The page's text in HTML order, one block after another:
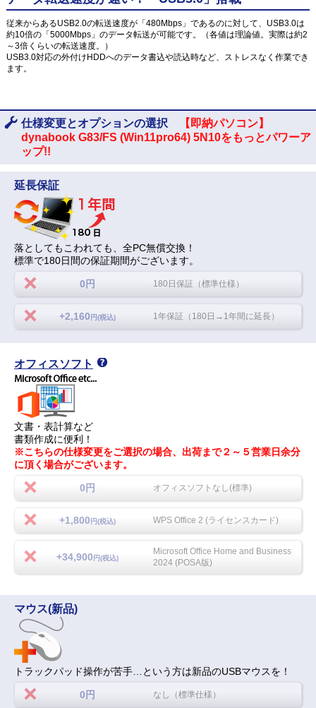
従来からあるUSB2.0の転送速度が「480Mbps」であるのに対して、USB3.0は
約10倍の「5000Mbps」のデータ転送が可能です。（各値は理論値。実際は約2
～3倍くらいの転送速度。）
USB3.0対応の外付けHDDへのデータ書込や読込時など、ストレスなく作業でき
ます。
仕様変更とオプションの選択
【即納パソコン】
dynabook G83/FS (Win11pro64) 5N10をもっとパワーア
ップ!!
延長保証
落としてもこわれても、全PC無償交換！
標準で180日間の保証期間がございます。
0円 180日保証（標準仕様）
+2,160 円(税込) 1年保証（180日→1年間に延長）
オフィスソフト
文書・表計算など
書類作成に便利！
※こちらの仕様変更をご選択の場合、出荷まで２～５営業日余分
に頂く場合がございます。
0円 オフィスソフトなし(標準)
+1,800 円(税込) WPS Office 2 (ライセンスカード)
+34,900 円(税込)
Microsoft Office Home and Business
2024 (POSA版)
マウス(新品)
トラックパッド操作が苦手…という方は新品のUSBマウスを！
0円 なし（標準仕様）